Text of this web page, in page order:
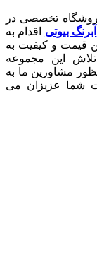
تخصصی در
آبرنگ بیوتی اقدام به
قیمت و کیفیت به
این مجموعه
مشاورین ما به
شما عزیزان می